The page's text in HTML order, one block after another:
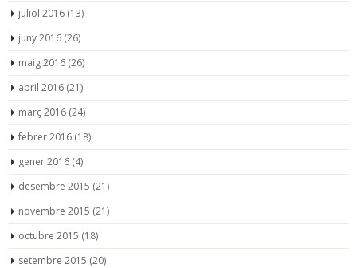
juliol 2016 (13)
juny 2016 (26)
maig 2016 (26)
abril 2016 (21)
març 2016 (24)
febrer 2016 (18)
gener 2016 (4)
desembre 2015 (21)
novembre 2015 (21)
octubre 2015 (18)
setembre 2015 (20)